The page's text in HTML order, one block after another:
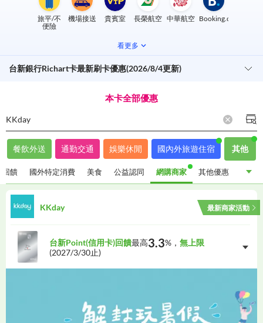
旅平/不
便險
機場接送 貴賓室 長榮航空 中華航空 Booking.com
看更多
台新銀行Richart卡最新刷卡優惠(2026/8/4更新)
本卡全部優惠
KKday
餐飲外送 通勤交通 娛樂休閒 國內外旅遊住宿 其他
公益認同
網購商家
回饋 國外特定消費 美食 公益認同 網購商家 其他優惠
KKday 最新商家活動
台新Point(信用卡)回饋最高3.3%， 無上限
(2027/3/30止)